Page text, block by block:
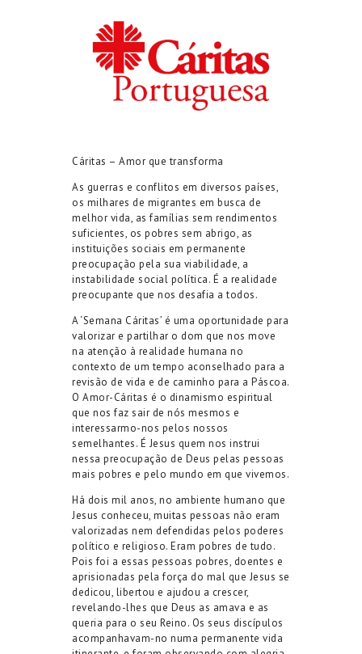
Cáritas – Amor que transforma
As guerras e conflitos em diversos países,
os milhares de migrantes em busca de
melhor vida, as famílias sem rendimentos
suficientes, os pobres sem abrigo, as
instituições sociais em permanente
preocupação pela sua viabilidade, a
instabilidade social política. É a realidade
preocupante que nos desafia a todos.
A ‘Semana Cáritas’ é uma oportunidade para
valorizar e partilhar o dom que nos move
na atenção à realidade humana no
contexto de um tempo aconselhado para a
revisão de vida e de caminho para a Páscoa.
O Amor-Cáritas é o dinamismo espiritual
que nos faz sair de nós mesmos e
interessarmo-nos pelos nossos
semelhantes. É Jesus quem nos instrui
nessa preocupação de Deus pelas pessoas
mais pobres e pelo mundo em que vivemos.
Há dois mil anos, no ambiente humano que
Jesus conheceu, muitas pessoas não eram
valorizadas nem defendidas pelos poderes
político e religioso. Eram pobres de tudo.
Pois foi a essas pessoas pobres, doentes e
aprisionadas pela força do mal que Jesus se
dedicou, libertou e ajudou a crescer,
revelando-lhes que Deus as amava e as
queria para o seu Reino. Os seus discípulos
acompanhavam-no numa permanente vida